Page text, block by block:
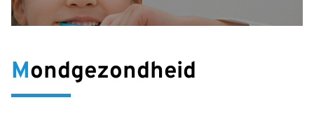
Mondgezondheid